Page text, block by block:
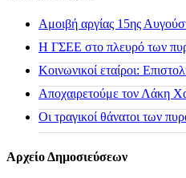
Αμοιβή αργίας 15ης
H ΓΣΕΕ στο πλευρό των
Κοινωνικοί εταίροι:
Αποχαιρετούμε τον Λάκη
Οι τραγικοί θάνατοι των
Αρχείο Δημοσιεύσεων